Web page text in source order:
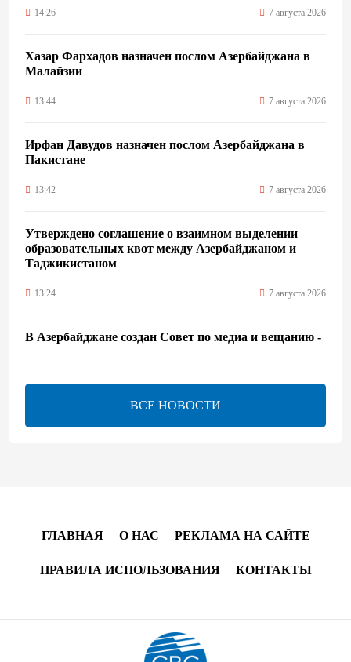
14:26 7 августа 2026
Хазар Фархадов назначен послом Азербайджана в
Малайзии
13:44 7 августа 2026
Ирфан Давудов назначен послом Азербайджана в
Пакистане
13:42 7 августа 2026
Утверждено соглашение о взаимном выделении
образовательных квот между Азербайджаном и
Таджикистаном
13:24 7 августа 2026
В Азербайджане создан Совет по медиа и вещанию -
13:16 7 августа 2026
ЕАЭС расширяет финансовый рынок и вводит
программу "зеленой трансформации"
экономики и наращивает взаимную торговлю –
ВСЕ НОВОСТИ
ГЛАВНАЯ О НАС РЕКЛАМА НА САЙТЕ
ПРАВИЛА ИСПОЛЬЗОВАНИЯ КОНТАКТЫ